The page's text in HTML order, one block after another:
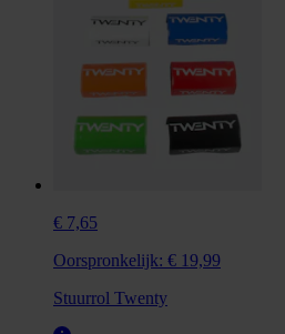
€ 7,65
Oorspronkelijk: € 19,99
Stuurrol Twenty